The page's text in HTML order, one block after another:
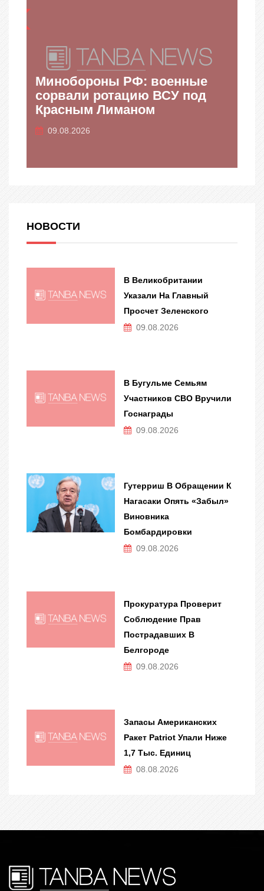
Минобороны РФ: военные
сорвали ротацию ВСУ под
Красным Лиманом
09.08.2026
НОВОСТИ
В Великобритании
Указали На Главный
Просчет Зеленского
09.08.2026
В Бугульме Семьям
Участников СВО Вручили
Госнаграды
09.08.2026
Гутерриш В Обращении К
Нагасаки Опять «забыл»
Виновника
Бомбардировки
09.08.2026
Прокуратура Проверит
Соблюдение Прав
Пострадавших В
Белгороде
09.08.2026
Запасы Американских
Ракет Patriot Упали Ниже
1,7 Тыс. Единиц
08.08.2026